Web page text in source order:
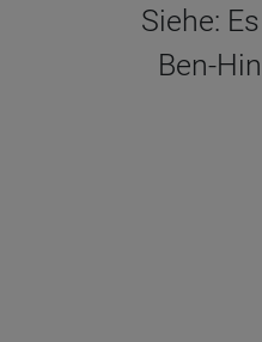
Siehe:
Ben-